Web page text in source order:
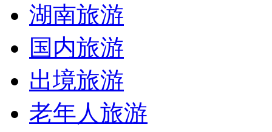
湖南旅游
国内旅游
出境旅游
老年人旅游